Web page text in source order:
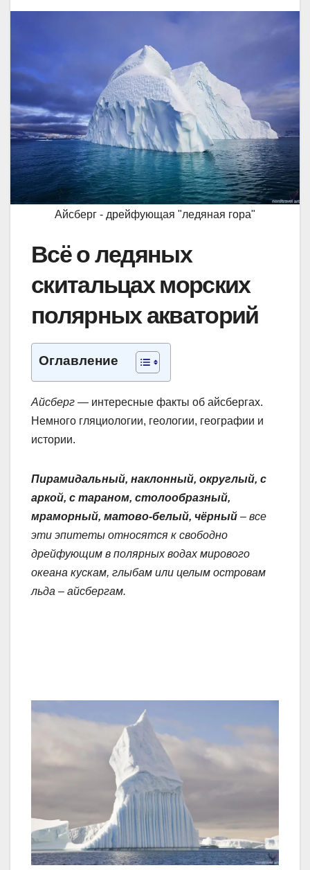
Айсберг - дрейфующая "ледяная гора"
Всё о ледяных
скитальцах морских
полярных акваторий
Оглавление
Айсберг — интересные факты об айсбергах.
Немного гляциологии, геологии, географии и
истории.
Пирамидальный, наклонный, округлый, с
аркой, с тараном, столообразный,
мраморный, матово-белый, чёрный ­­– все
эти эпитеты относятся к свободно
дрейфующим в полярных водах мирового
океана кускам, глыбам или целым островам
льда – айсбергам.